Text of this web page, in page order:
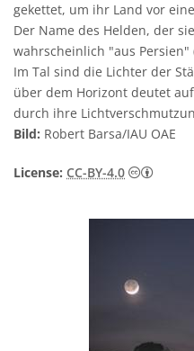
gekettet, um ihr Land vor
Der Name des Helden, der
wahrscheinlich "aus
Im Tal sind die Lichter der
über dem Horizont deutet
durch ihre
Bild: Robert Barsa/IAU OAE
License: CC-BY-4.0